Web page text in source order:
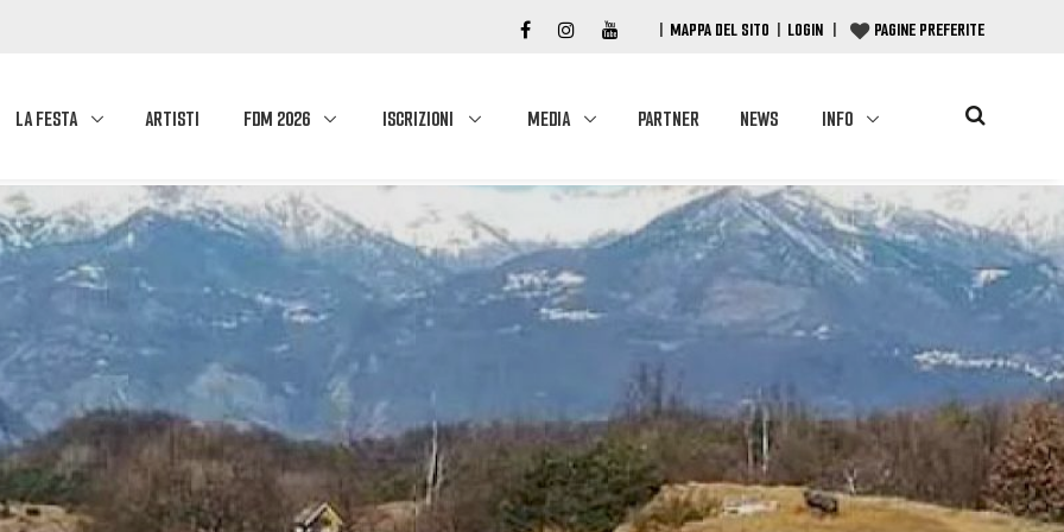
| MAPPA DEL SITO | LOGIN | PAGINE PREFERITE
LA FESTA ARTISTI FDM 2026 ISCRIZIONI MEDIA PARTNER NEWS INFO